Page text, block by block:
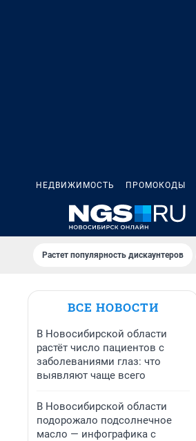
НЕДВИЖИМОСТЬ ПРОМОКОДЫ
Растет популярность дискаунтеров
ВСЕ НОВОСТИ
В Новосибирской области
растёт число пациентов с
заболеваниями глаз: что
выявляют чаще всего
В Новосибирской области
подорожало подсолнечное
масло — инфографика с